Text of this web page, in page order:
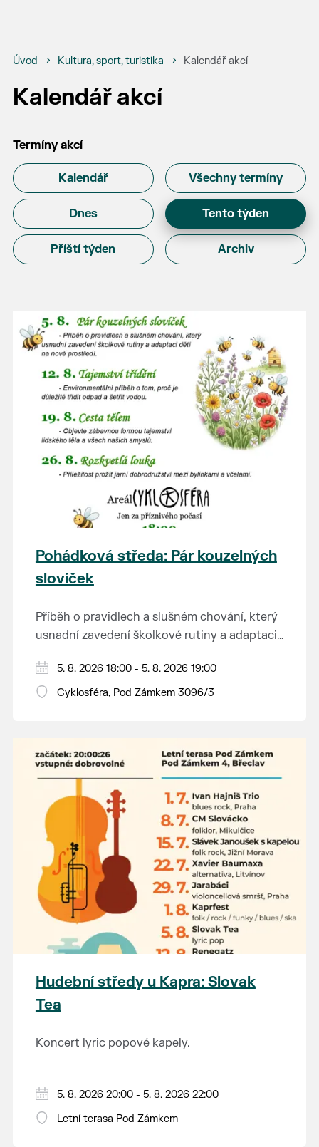
Úvod Kultura, sport, turistika Kalendář akcí
Kalendář akcí
Termíny akcí
Kalendář Všechny termíny
Dnes Tento týden
Příští týden Archiv
Pohádková středa: Pár kouzelných
slovíček
Příběh o pravidlech a slušném chování, který
usnadní zavedení školkové rutiny a adaptaci
Hraje se jen za příznivého počasí.
Vstupné dobrovolné.
5. 8. 2026 18:00 - 5. 8. 2026 19:00
Cyklosféra, Pod Zámkem 3096/3
Hudební středy u Kapra: Slovak
Tea
Koncert lyric popové kapely.
5. 8. 2026 20:00 - 5. 8. 2026 22:00
Letní terasa Pod Zámkem